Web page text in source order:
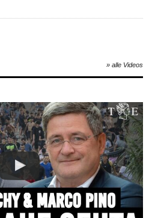
» alle Videos